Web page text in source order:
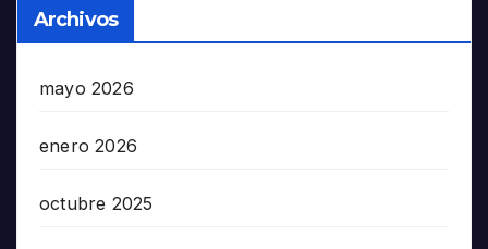
Archivos
mayo 2026
enero 2026
octubre 2025